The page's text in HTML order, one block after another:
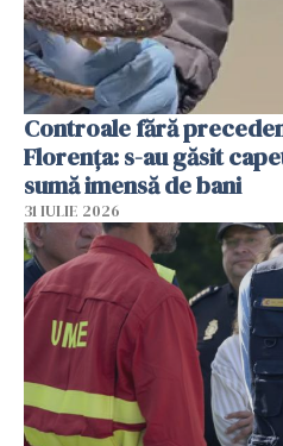
Controale fără
Florența: s-au găsit
sumă imensă de bani
31 IULIE 2026